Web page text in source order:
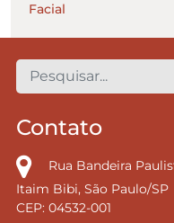
Facial
Contato
Rua Bandeira
Itaim Bibi, São Paulo/SP
CEP: 04532-001